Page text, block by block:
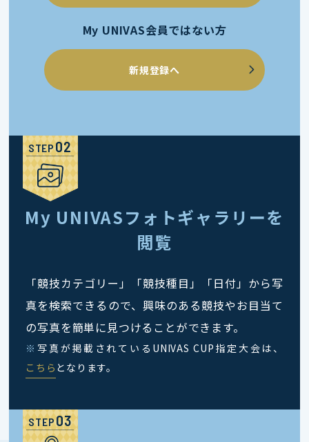
My UNIVAS会員ではない方
新規登録へ
STEP
My UNIVASフォトギャラリーを
閲覧
「競技カテゴリー」「競技種目」「日付」から写
真を検索できるので、興味のある競技やお目当て
の写真を簡単に見つけることができます。
※ 写真が掲載されているUNIVAS CUP指定大会は、
こちら となります。
STEP